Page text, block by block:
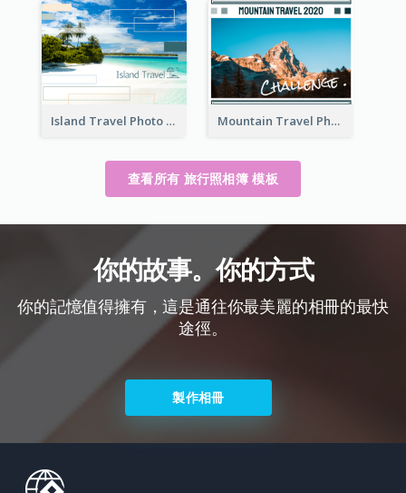
Island Travel Photo Book Mountain Travel Photo Book
查看所有 旅行照相簿 模板
你的故事。你的方式
你的記憶值得擁有，這是通往你最美麗的相冊的最快
途徑。
製作相冊